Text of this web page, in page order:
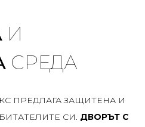
И
СРЕДА
ПРЕДЛАГА ЗАЩИТЕНА И
СИ. ДВОРЪТ С